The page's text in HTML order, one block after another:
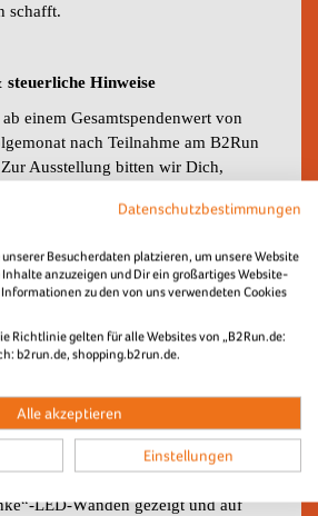
schafft.
steuerliche Hinweise
einem Gesamtspendenwert von
nach Teilnahme am B2Run
Ausstellung bitten wir Dich,
aufzunehmen.
von 300 € reicht den
Zwecken der
Kontoauszug aus.
Starter
du die Stiftung Menschen
Wasserversorgung der Menschen in
LED-Wänden gezeigt und auf
Datenschutzbestimmungen
Besucherdaten platzieren, um unsere Website
anzuzeigen und Dir ein großartiges Website-
zu den von uns verwendeten Cookies
Richtlinie gelten für alle Websites von „B2Run.de:
b2run.de, shopping.b2run.de.
Alle akzeptieren
Einstellungen